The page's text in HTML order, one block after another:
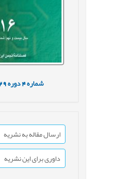
شماره4 دوره
ارسال مقاله به نشریه
داوری برای این نشریه